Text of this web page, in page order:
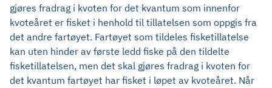
gjøres fradrag i kvoten for det kvantum som innenfor
kvoteåret er fisket i henhold til tillatelsen som oppgis fra
det andre fartøyet. Fartøyet som tildeles fisketillatelse
kan uten hinder av første ledd fiske på den tildelte
fisketillatelsen, men det skal gjøres fradrag i kvoten for
det kvantum fartøyet har fisket i løpet av kvoteåret. Når